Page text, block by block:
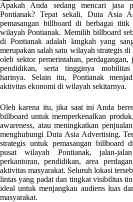
Apakah Anda sedang mencari jasa
Pontianak? Tepat sekali. Duta Asia
pemasangan billboard di berbagai titik
wilayah Pontianak. Memilih billboard
di Pontianak adalah langkah yang
merupakan salah satu wilayah strategis
oleh sektor pemerintahan,
pendidikan, serta tingginya mobilitas
harinya. Selain itu, Pontianak
aktivitas ekonomi di wilayah sekitarnya.
Oleh karena itu, jika saat ini Anda
billboard untuk memperkenalkan
awareness, atau meningkatkan
menghubungi Duta Asia Advertising.
strategis untuk pemasangan billboard
pusat wilayah Pontianak, jalan-
perkantoran, pendidikan, area
aktivitas masyarakat. Seluruh lokasi
lintas yang padat dan tingkat visibilitas
ideal untuk menjangkau audiens luas
masyarakat.